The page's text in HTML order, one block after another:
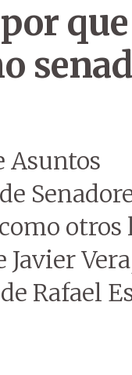
que
Asuntos
otros
Rafael